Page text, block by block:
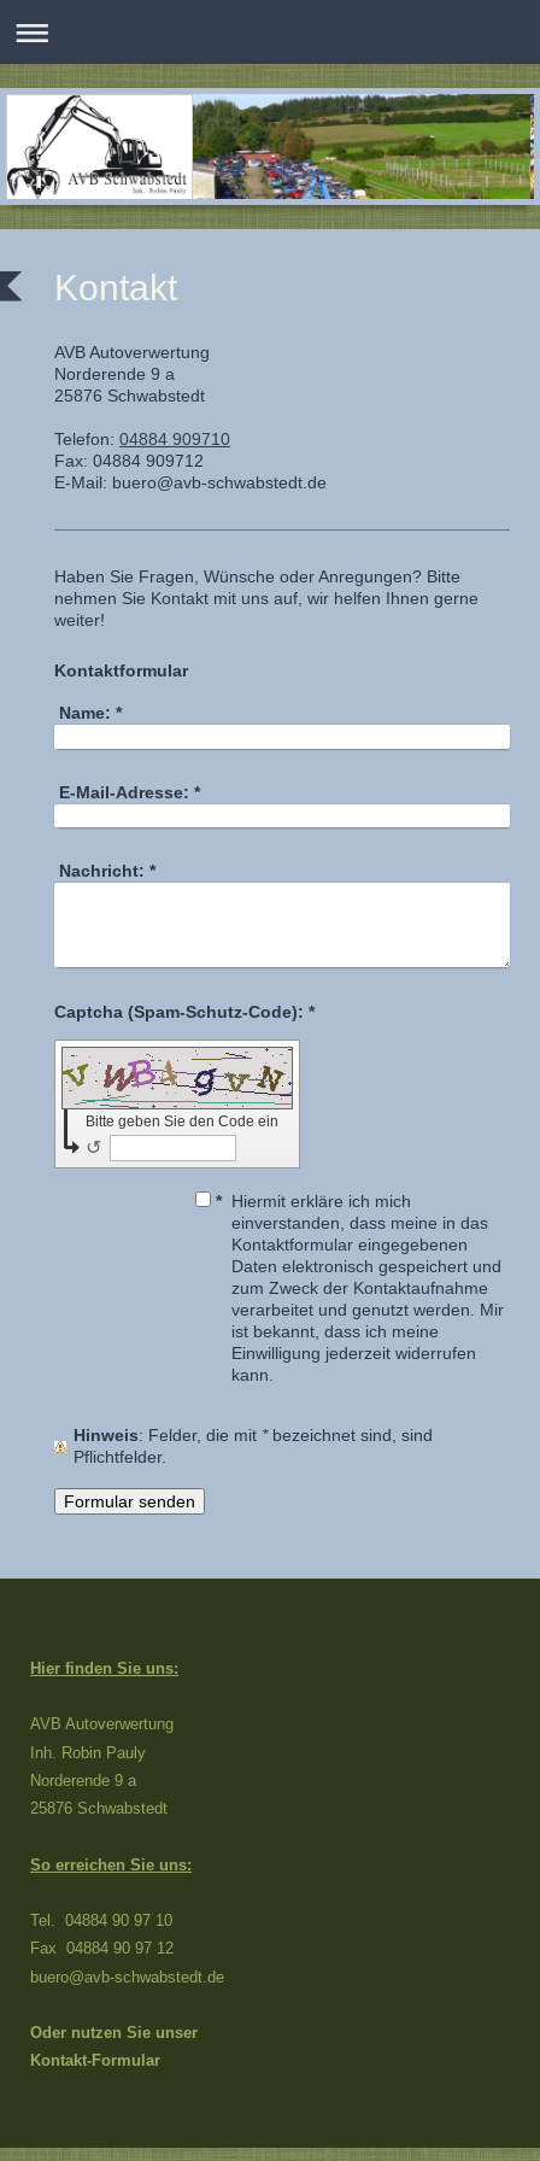
Kontakt
AVB Autoverwertung
Norderende 9 a
25876 Schwabstedt
Telefon: 04884 909710
Fax: 04884 909712
E-Mail: buero@avb-schwabstedt.de
Haben Sie Fragen, Wünsche oder Anregungen? Bitte
nehmen Sie Kontakt mit uns auf, wir helfen Ihnen gerne
weiter!
Kontaktformular
Name: *
E-Mail-Adresse: *
Nachricht: *
Captcha (Spam-Schutz-Code): *
Bitte geben Sie den Code ein
↺
* Hiermit erkläre ich mich
einverstanden, dass meine in das
Kontaktformular eingegebenen
Daten elektronisch gespeichert und
zum Zweck der Kontaktaufnahme
verarbeitet und genutzt werden. Mir
ist bekannt, dass ich meine
Einwilligung jederzeit widerrufen
kann.
Hinweis : Felder, die mit *bezeichnet sind, sind
Pflichtfelder.
Hier finden Sie uns:
AVB Autoverwertung
Inh. Robin Pauly
Norderende 9 a
25876 Schwabstedt
So erreichen Sie uns:
Tel. 04884 90 97 10
Fax 04884 90 97 12
buero@avb-schwabstedt.de
Oder nutzen Sie unser
Kontakt-Formular